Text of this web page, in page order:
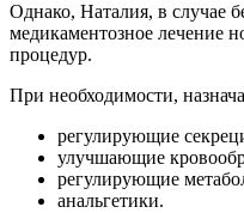
Однако, Наталия, в случае
медикаментозное лечение
процедур.
При необходимости,
регулирующие
улучшающие
регулирующие
анальгетики.